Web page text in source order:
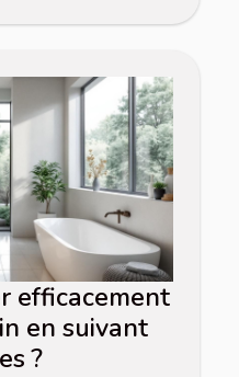
efficacement
en suivant
?